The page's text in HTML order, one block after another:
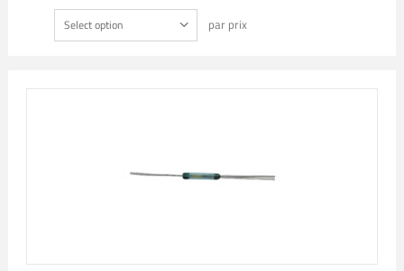
Select option par prix